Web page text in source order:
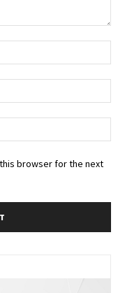
browser for the next